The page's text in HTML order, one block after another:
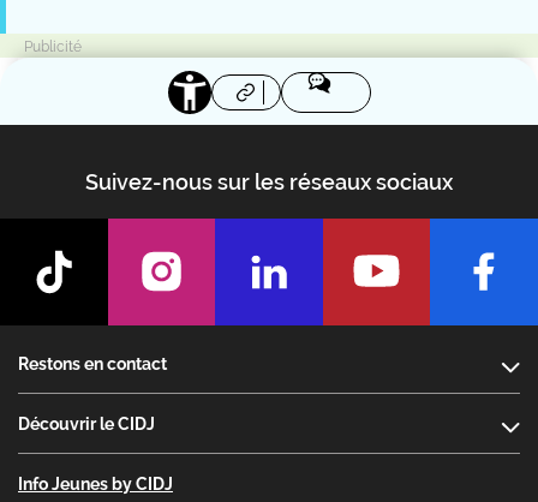
Suivez-nous sur les réseaux sociaux
Restons en contact
Découvrir le CIDJ
Info Jeunes by CIDJ